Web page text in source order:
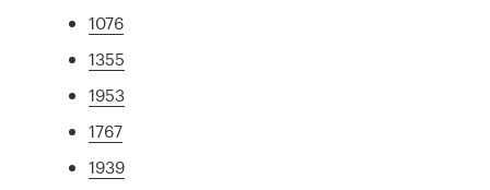
1076
1355
1953
1767
1939